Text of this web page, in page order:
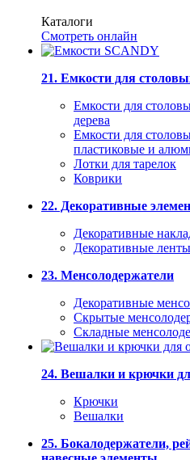
Каталоги
Смотреть онлайн
21. Емкости для
Емкости для
дерева
Емкости для
пластиковые и
Лотки для тарелок
Коврики
22. Декоративные
Декоративные
Декоративные ленты
23. Менсолодержатели
Декоративные
Скрытые
Складные
24. Вешалки и крючки
Крючки
Вешалки
25. Бокалодержатели,